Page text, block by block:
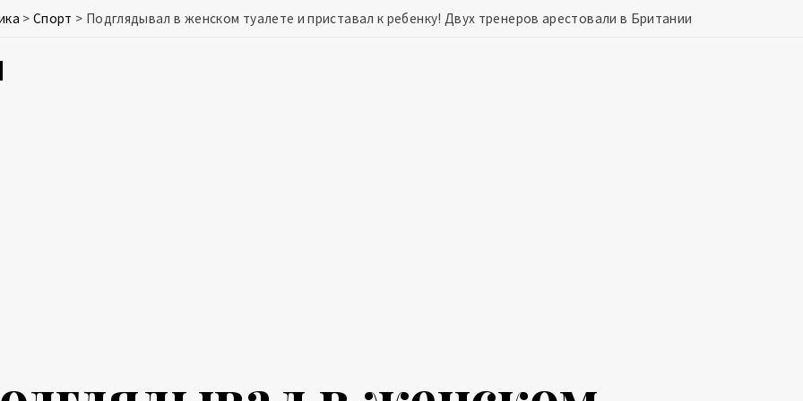
> Спорт > Подглядывал в женском туалете и приставал к ребенку! Двух тренеров арестовали в Британии